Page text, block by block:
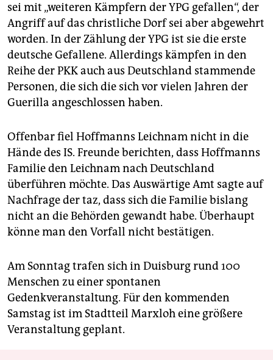
sei mit „weiteren Kämpfern der YPG gefallen“, der
Angriff auf das christliche Dorf sei aber abgewehrt
worden. In der Zählung der YPG ist sie die erste
deutsche Gefallene. Allerdings kämpfen in den
Reihe der PKK auch aus Deutschland stammende
Personen, die sich die sich vor vielen Jahren der
Guerilla angeschlossen haben.
Offenbar fiel Hoffmanns Leichnam nicht in die
Hände des IS. Freunde berichten, dass Hoffmanns
Familie den Leichnam nach Deutschland
überführen möchte. Das Auswärtige Amt sagte auf
Nachfrage der taz, dass sich die Familie bislang
nicht an die Behörden gewandt habe. Überhaupt
könne man den Vorfall nicht bestätigen.
Am Sonntag trafen sich in Duisburg rund 100
Menschen zu einer spontanen
Gedenkveranstaltung. Für den kommenden
Samstag ist im Stadtteil Marxloh eine größere
Veranstaltung geplant.